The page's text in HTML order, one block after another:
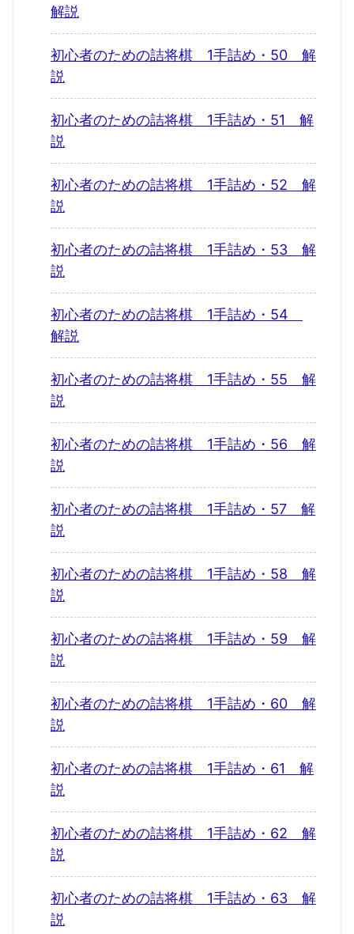
解説
初心者のための詰将棋 1手詰め・50 解
説
初心者のための詰将棋 1手詰め・51 解
説
初心者のための詰将棋 1手詰め・52 解
説
初心者のための詰将棋 1手詰め・53 解
説
初心者のための詰将棋 1手詰め・54
解説
初心者のための詰将棋 1手詰め・55 解
説
初心者のための詰将棋 1手詰め・56 解
説
初心者のための詰将棋 1手詰め・57 解
説
初心者のための詰将棋 1手詰め・58 解
説
初心者のための詰将棋 1手詰め・59 解
説
初心者のための詰将棋 1手詰め・60 解
説
初心者のための詰将棋 1手詰め・61 解
説
初心者のための詰将棋 1手詰め・62 解
説
初心者のための詰将棋 1手詰め・63 解
説